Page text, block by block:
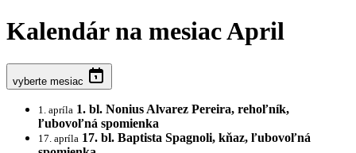
Kalendárna mesiac April
vyberte mesiac
1. apríla 1. bl. Nonius Alvarez Pereira, rehoľník,
ľubovoľná spomienka
17. apríla 17. bl. Baptista Spagnoli, kňaz, ľubovoľná